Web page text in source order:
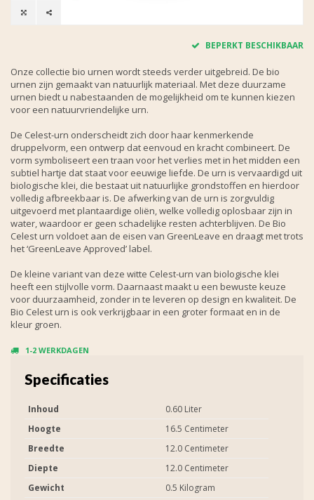
BEPERKT BESCHIKBAAR
Onze collectie bio urnen wordt steeds verder uitgebreid. De bio
urnen zijn gemaakt van natuurlijk materiaal. Met deze duurzame
urnen biedt u nabestaanden de mogelijkheid om te kunnen kiezen
voor een natuurvriendelijke urn.
De Celest-urn onderscheidt zich door haar kenmerkende
druppelvorm, een ontwerp dat eenvoud en kracht combineert. De
vorm symboliseert een traan voor het verlies met in het midden een
subtiel hartje dat staat voor eeuwige liefde. De urn is vervaardigd uit
biologische klei, die bestaat uit natuurlijke grondstoffen en hierdoor
volledig afbreekbaar is. De afwerking van de urn is zorgvuldig
uitgevoerd met plantaardige oliën, welke volledig oplosbaar zijn in
water, waardoor er geen schadelijke resten achterblijven. De Bio
Celest urn voldoet aan de eisen van GreenLeave en draagt met trots
het ‘GreenLeave Approved’ label.
De kleine variant van deze witte Celest-urn van biologische klei
heeft een stijlvolle vorm. Daarnaast maakt u een bewuste keuze
voor duurzaamheid, zonder in te leveren op design en kwaliteit. De
Bio Celest urn is ook verkrijgbaar in een groter formaat en in de
kleur groen.
1-2 WERKDAGEN
Specificaties
Inhoud
0.60 Liter
Hoogte
16.5 Centimeter
Breedte
12.0 Centimeter
Diepte
12.0 Centimeter
Gewicht
0.5 Kilogram